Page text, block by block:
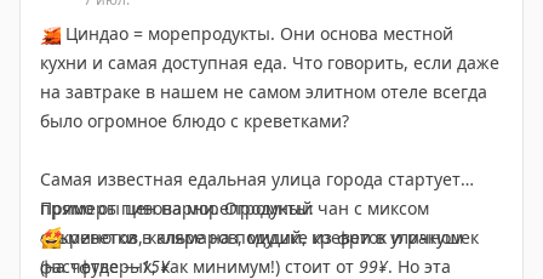
🤩Парк Лу Синь
📍м. People's Hall
Расположен на скалистом берегу. Сюда –
наслаждаться открытыми видами на море и дышать
🦐Циндао = морепродукты. Они основа местной
кухни и самая доступная еда. Что говорить, если даже
на завтраке в нашем не самом элитном отеле всегда
было огромное блюдо с креветками?
Самая известная едальная улица города стартует
прямо от пивоварни. Огромный чан с миксом
осьминогов, кальмаров, мидий, креветок и ракушек
(на четверых, как минимум!) стоит от 99¥. Но эта
Примеры цен на морепродукты:
🤩креветки в кляре на подушке из фри в уличном
фастфуде —15¥